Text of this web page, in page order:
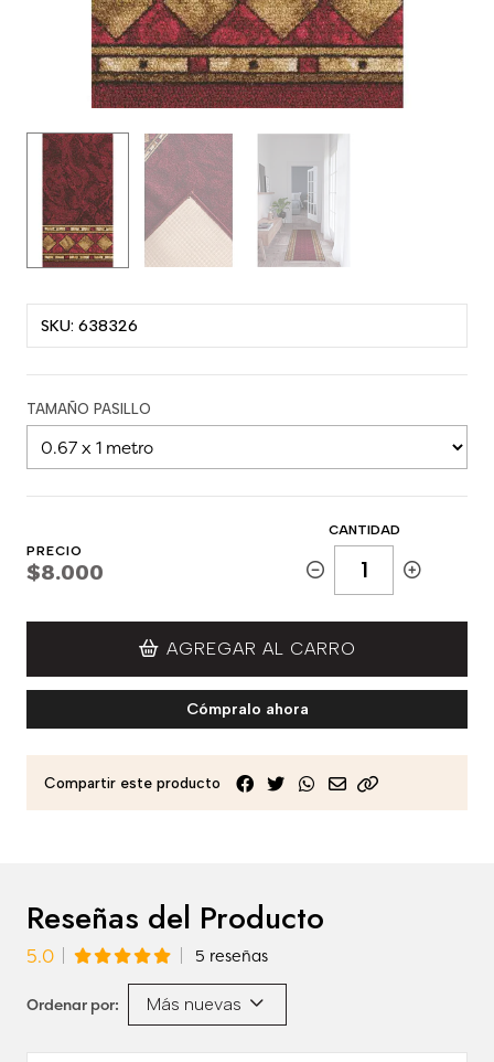
SKU: 638326
TAMAÑO PASILLO
PRECIO
$8.000
CANTIDAD
AGREGAR AL CARRO
Cómpralo ahora
Compartir este producto
Reseñas del Producto
5.0 5 reseñas
Ordenar por: Más nuevas